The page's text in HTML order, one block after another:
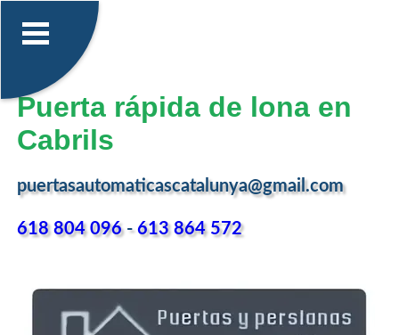
Puerta rápida de lona en
Cabrils
puertasautomaticascatalunya@gmail.com
618 804 096-613 864 572